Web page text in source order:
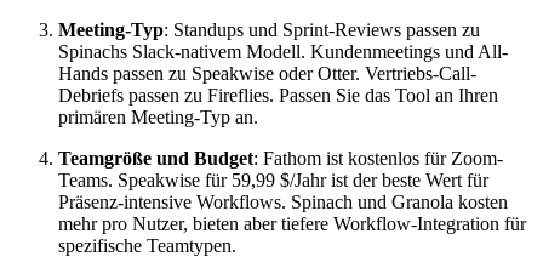
Meeting-Typ: Standups und Sprint-Reviews passen zu
Spinachs Slack-nativem Modell. Kundenmeetings und All-
Hands passen zu Speakwise oder Otter. Vertriebs-Call-
Debriefs passen zu Fireflies. Passen Sie das Tool an Ihren
primären Meeting-Typ an.
Teamgröße und Budget: Fathom ist kostenlos für Zoom-
Teams. Speakwise für 59,99 $/Jahr ist der beste Wert für
Präsenz-intensive Workflows. Spinach und Granola kosten
mehr pro Nutzer, bieten aber tiefere Workflow-Integration für
spezifische Teamtypen.